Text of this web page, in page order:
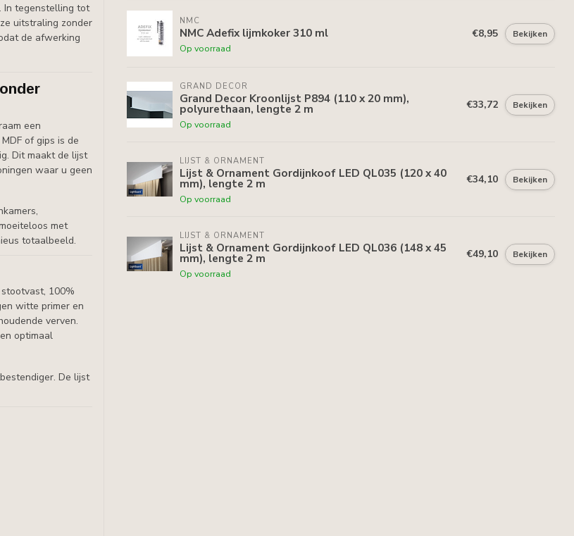
In tegenstelling tot
uitstraling zonder
de afwerking
een
of gips is de
Dit maakt de lijst
waar u geen
met
totaalbeeld.
100%
witte primer en
verven.
optimaal
De lijst
NMC
NMC Adefix lijmkoker 310 ml
Op voorraad
€8,95 Bekijken
GRAND DECOR
Grand Decor Kroonlijst P894 (110 x 20 mm),
polyurethaan, lengte 2 m
Op voorraad
€33,72 Bekijken
LIJST & ORNAMENT
Lijst & Ornament Gordijnkoof LED QL035 (120 x 40
mm), lengte 2 m
Op voorraad
€34,10 Bekijken
LIJST & ORNAMENT
Lijst & Ornament Gordijnkoof LED QL036 (148 x 45
mm), lengte 2 m
Op voorraad
€49,10 Bekijken